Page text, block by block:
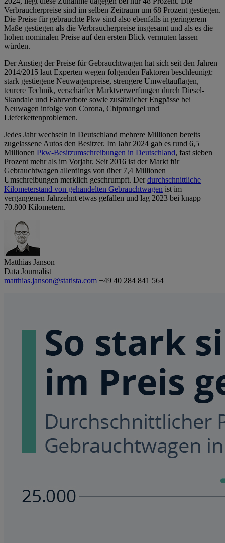
Verbraucherpreise sind im selben Zeitraum um 68 Prozent gestiegen.
Die Preise für gebrauchte Pkw sind also ebenfalls in geringerem
Maße gestiegen als die Verbraucherpreise insgesamt und als es die
hohen nominalen Preise auf den ersten Blick vermuten lassen
würden.
Der Anstieg der Preise für Gebrauchtwagen hat sich seit den Jahren
2014/2015 laut Experten wegen folgenden Faktoren beschleunigt:
stark gestiegene Neuwagenpreise, strengere Umweltauflagen,
teurere Technik, verschärfter Marktverwerfungen durch Diesel-
Skandale und Fahrverbote sowie zusätzlicher Engpässe bei
Neuwagen infolge von Corona, Chipmangel und
Lieferkettenproblemen.
Jedes Jahr wechseln in Deutschland mehrere Millionen bereits
zugelassene Autos den Besitzer. Im Jahr 2024 gab es rund 6,5
Millionen Pkw-Besitzumschreibungen in Deutschland, fast sieben
Prozent mehr als im Vorjahr. Seit 2016 ist der Markt für
Gebrauchtwagen allerdings von über 7,4 Millionen
Umschreibungen merklich geschrumpft. Derdurchschnittliche
Kilometerstand von gehandelten Gebrauchtwagen ist im
vergangenen Jahrzehnt etwas gefallen und lag 2023 bei knapp
70.800 Kilometern.
Matthias Janson
Data Journalist
matthias.janson@statista.com +49 40 284 841 564